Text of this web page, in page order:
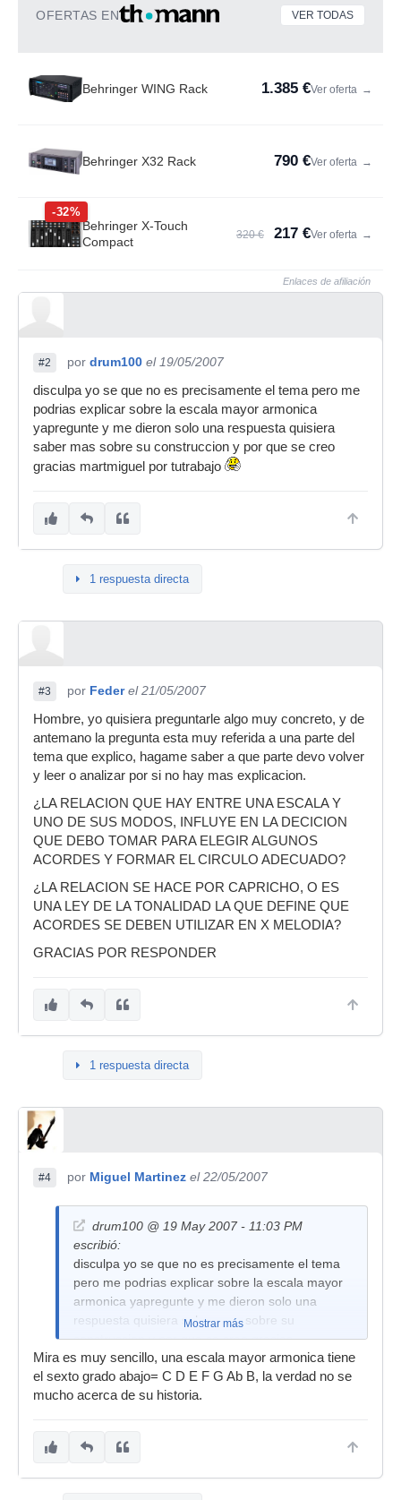
OFERTAS EN VER TODAS
Behringer WING Rack 1.385 €Ver oferta →
Behringer X32 Rack 790 €Ver oferta →
-32%
Behringer X-Touch
Compact
320 € 217 €Ver oferta →
Enlaces de afiliación
#2 por drum100 el 19/05/2007
disculpa yo se que no es precisamente el tema pero me
podrias explicar sobre la escala mayor armonica
yapregunte y me dieron solo una respuesta quisiera
saber mas sobre su construccion y por que se creo
gracias martmiguel por tutrabajo
1 respuesta directa
#3 por Feder el 21/05/2007
Hombre, yo quisiera preguntarle algo muy concreto, y de
antemano la pregunta esta muy referida a una parte del
tema que explico, hagame saber a que parte devo volver
y leer o analizar por si no hay mas explicacion.
¿LA RELACION QUE HAY ENTRE UNA ESCALA Y
UNO DE SUS MODOS, INFLUYE EN LA DECICION
QUE DEBO TOMAR PARA ELEGIR ALGUNOS
ACORDES Y FORMAR EL CIRCULO ADECUADO?
¿LA RELACION SE HACE POR CAPRICHO, O ES
UNA LEY DE LA TONALIDAD LA QUE DEFINE QUE
ACORDES SE DEBEN UTILIZAR EN X MELODIA?
GRACIAS POR RESPONDER
1 respuesta directa
#4 por Miguel Martinez el 22/05/2007
drum100 @ 19 May 2007 - 11:03 PM
escribió:
disculpa yo se que no es precisamente el tema
pero me podrias explicar sobre la escala mayor
armonica yapregunte y me dieron solo una
respuesta quisiera saber mas sobre su
construccion y por que se creo gracias
martmiguel por tutrabajo
Mostrar más
Mira es muy sencillo, una escala mayor armonica tiene
el sexto grado abajo= C D E F G Ab B, la verdad no se
mucho acerca de su historia.